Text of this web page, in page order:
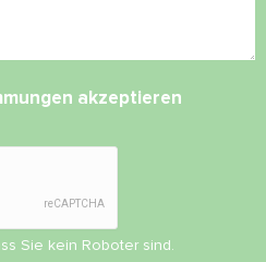
akzeptieren
Sie kein Roboter sind.